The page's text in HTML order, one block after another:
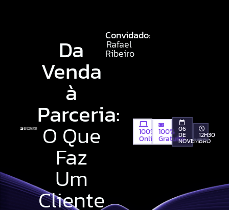
Da
Venda
à
Parceria:
O Que
Faz
Um
Cliente
Convidado:
Rafael
Ribeiro
100%
Online
100%
Gratuito
06
DE
NOVEMBRO
12H30